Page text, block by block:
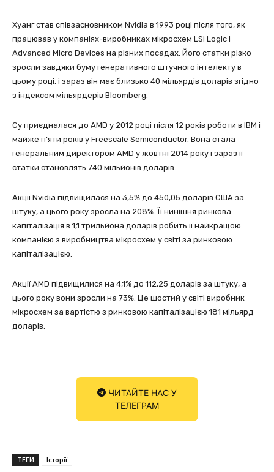
Хуанг став співзасновником Nvidia в 1993 році після того, як
працював у компаніях-виробниках мікросхем LSI Logic і
Advanced Micro Devices на різних посадах. Його статки різко
зросли завдяки буму генеративного штучного інтелекту в
цьому році, і зараз він має близько 40 мільярдів доларів згідно
з індексом мільярдерів Bloomberg.
Су приєдналася до AMD у 2012 році після 12 років роботи в IBM і
майже п’яти років у Freescale Semiconductor. Вона стала
генеральним директором AMD у жовтні 2014 року і зараз її
статки становлять 740 мільйонів доларів.
Акції Nvidia підвищилася на 3,5% до 450,05 доларів США за
штуку, а цього року зросла на 208%. Її нинішня ринкова
капіталізація в 1,1 трильйона доларів робить її найкращою
компанією з виробництва мікросхем у світі за ринковою
капіталізацією.
Акції AMD підвищилися на 4,1% до 112,25 доларів за штуку, а
цього року вони зросли на 73%. Це шостий у світі виробник
мікросхем за вартістю з ринковою капіталізацією 181 мільярд
доларів.
ЧИТАЙТЕ НАС У
ТЕЛЕГРАМ
ТЕГИ Історії